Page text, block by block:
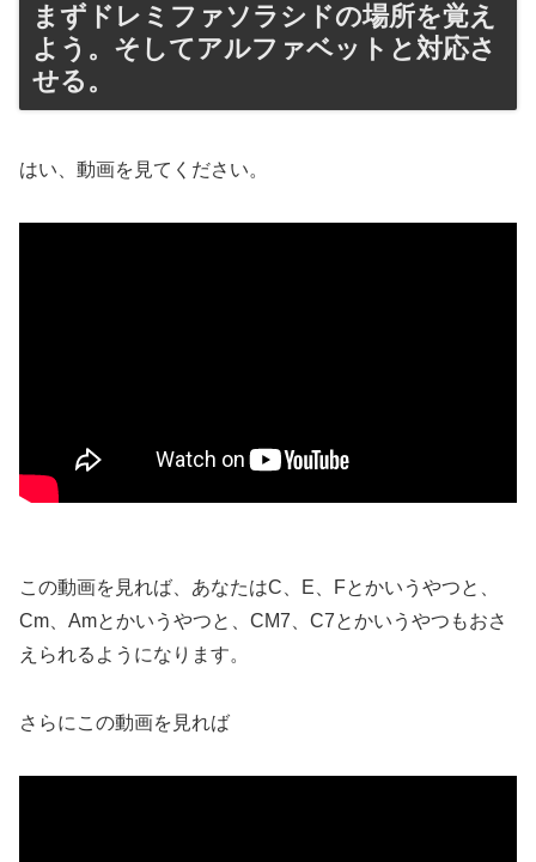
まずドレミファソラシドの場所を覚え
よう。そしてアルファベットと対応さ
せる。
はい、動画を見てください。
この動画を見れば、あなたはC、E、Fとかいうやつと、
Cm、Amとかいうやつと、CM7、C7とかいうやつもおさ
えられるようになります。
さらにこの動画を見れば